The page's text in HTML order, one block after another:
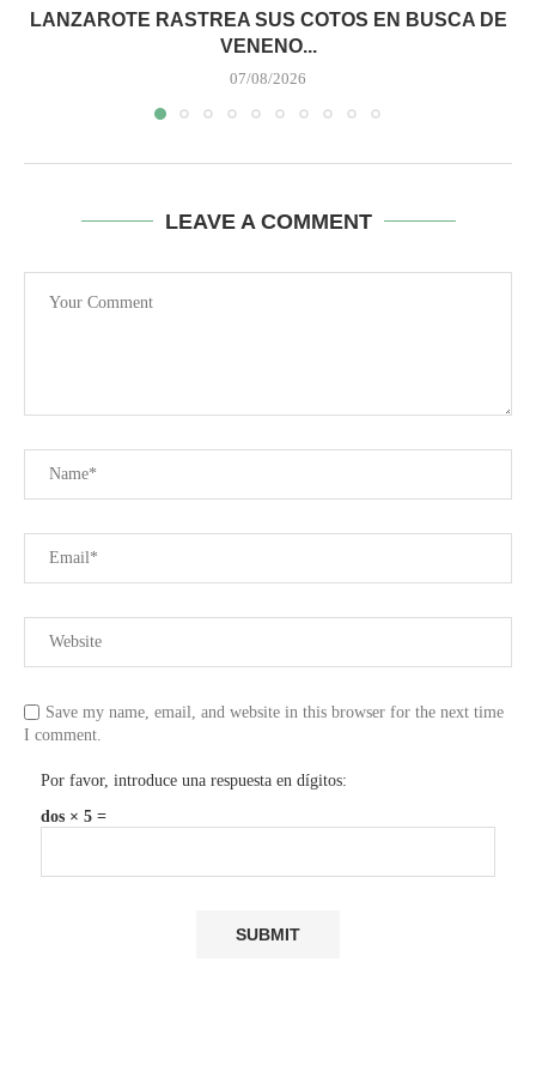
LANZAROTE RASTREA SUS COTOS EN BUSCA DE
VENENO...
07/08/2026
LEAVE A COMMENT
Save my name, email, and website in this browser for the next time
I comment.
Por favor, introduce una respuesta en dígitos:
dos × 5 =